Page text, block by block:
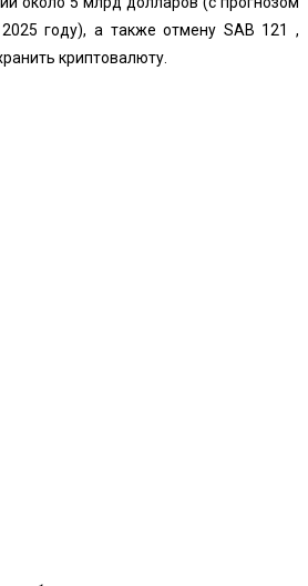
году), а также отмену SAB 121 ,
криптовалюту.